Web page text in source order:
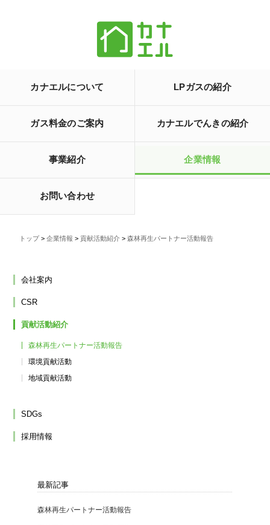
カナエルについて LPガスの紹介
ガス料金のご案内 カナエルでんきの紹介
事業紹介 企業情報
お問い合わせ
トップ>企業情報 >貢献活動紹介 >森林再生パートナー活動報告
会社案内
CSR
貢献活動紹介
森林再生パートナー活動報告
環境貢献活動
地域貢献活動
SDGs
採用情報
最新記事
森林再生パートナー活動報告